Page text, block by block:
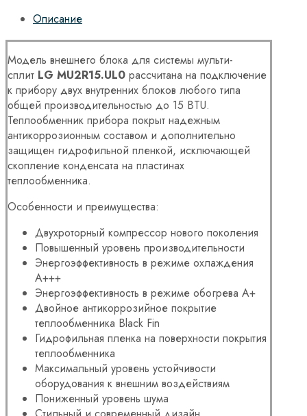
Описание
Модель внешнего блока для системы мульти-
сплит LG MU2R15.UL0 рассчитана на подключение
к прибору двух внутренних блоков любого типа
общей производительностью до 15 BTU.
Теплообменник прибора покрыт надежным
антикоррозионным составом и дополнительно
защищен гидрофильной пленкой, исключающей
скопление конденсата на пластинах
теплообменника.
Особенности и преимущества:
Двухроторный компрессор нового поколения
Повышенный уровень производительности
Энергоэффективность в режиме охлаждения
А+++
Энергоэффективность в режиме обогрева А+
Двойное антикоррозийное покрытие
теплообменника Black Fin
Гидрофильная пленка на поверхности покрытия
теплообменника
Максимальный уровень устойчивости
оборудования к внешним воздействиям
Пониженный уровень шума